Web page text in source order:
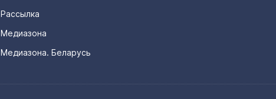
Рассылка
Медиазона
Медиазона. Беларусь